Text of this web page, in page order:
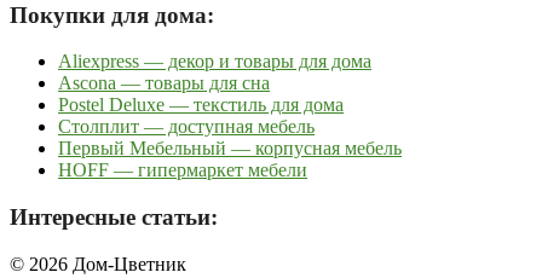
Покупки для дома:
Aliexpress — декор и товары для дома
Ascona — товары для сна
Postel Deluxe — текстиль для дома
Столплит — доступная мебель
Первый Мебельный — корпусная мебель
HOFF — гипермаркет мебели
Интересные статьи:
© 2026 Дом-Цветник